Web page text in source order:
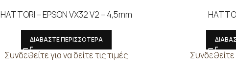
HATTORI – EPSON VX32 V2 – 4,5mm
ΔΙΑΒΑΣΤΕ ΠΕΡΙΣΣΟΤΕΡΑ
Συνδεθείτε για να δείτε τις τιμές Συνδεθείτε